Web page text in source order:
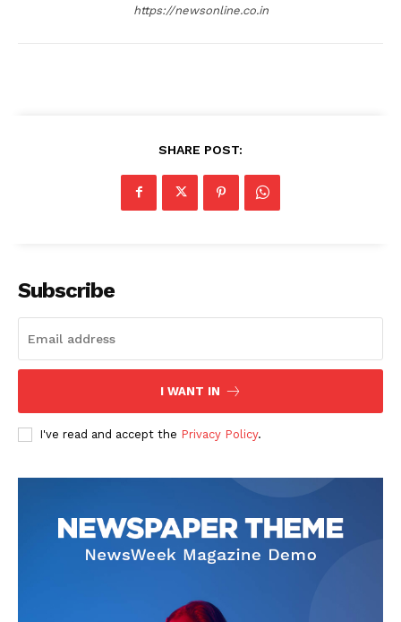
https://newsonline.co.in
SHARE POST:
Subscribe
I WANT IN
I've read and accept the Privacy Policy.